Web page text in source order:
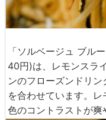
「ソルベージュ ブル
40円)は、レモンスラ
ンのフローズンドリ
を合わせています。
色のコントラストが爽